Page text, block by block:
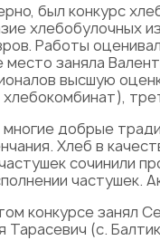
был конкурс
хлебобулочных
Работы
место заняла
высшую
хлебокомбинат),
добрые
Хлеб в
сочинили
частушек.
конкурсе занял
(с.